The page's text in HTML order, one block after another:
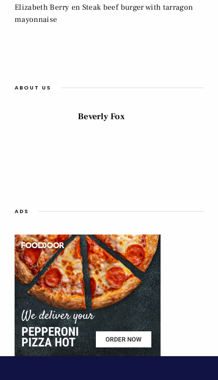
Elizabeth Berry en Steak beef burger with tarragon
mayonnaise
ABOUT US
Beverly Fox
ADS